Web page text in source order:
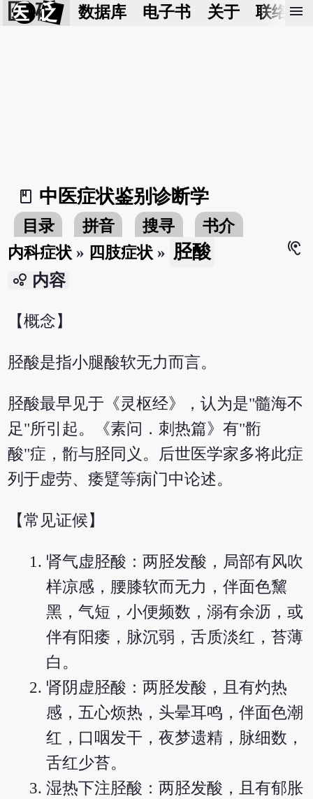
医 砭 数据库 电子书 关于 联络我
menu
book_2
中医症状鉴别诊断学
目录 拼音 搜寻
书介
内科症状 » 四肢症状 » 胫酸
hearing
bubble_chart 内容
【概念】
胫酸是指小腿酸软无力而言。
胫酸最早见于《灵枢经》，认为是"髓海不
足"所引起。《素问．刺热篇》有"䯒
酸"症，䯒与胫同义。后世医学家多将此症
列于虚劳、痿躄等病门中论述。
【常见证候】
肾气虚胫酸：两胫发酸，局部有风吹
样凉感，腰膝软而无力，伴面色黧
黑，气短，小便频数，溺有余沥，或
伴有阳痿，脉沉弱，舌质淡红，苔薄
白。
肾阴虚胫酸：两胫发酸，且有灼热
感，五心烦热，头晕耳鸣，伴面色潮
红，口咽发干，夜梦遗精，脉细数，
舌红少苔。
湿热下注胫酸：两胫发酸，且有郁胀